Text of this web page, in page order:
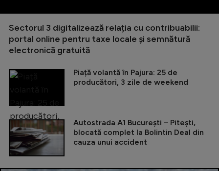
Sectorul 3 digitalizează relația cu contribuabilii:
portal online pentru taxe locale și semnătură
electronică gratuită
Piață volantă în Pajura: 25 de
producători, 3 zile de weekend
Autostrada A1 București – Pitești,
blocată complet la Bolintin Deal din
cauza unui accident